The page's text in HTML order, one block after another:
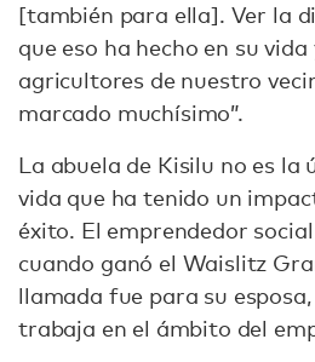
[también para ella]. Ver la
que eso ha hecho en su
agricultores de nuestro
marcado muchísimo”.
La abuela de Kisilu no es la
vida que ha tenido un
éxito. El emprendedor
cuando ganó el Waislitz
llamada fue para su
trabaja en el ámbito del